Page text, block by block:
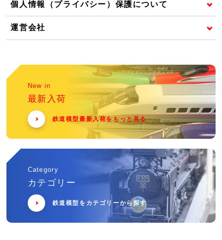
個人情報（プライバシー）保護について
運営会社
New in
最新入荷
鉄道模型最新入荷をもっと見る
Category
カテゴリー
鉄道模型をカテゴリーから探す